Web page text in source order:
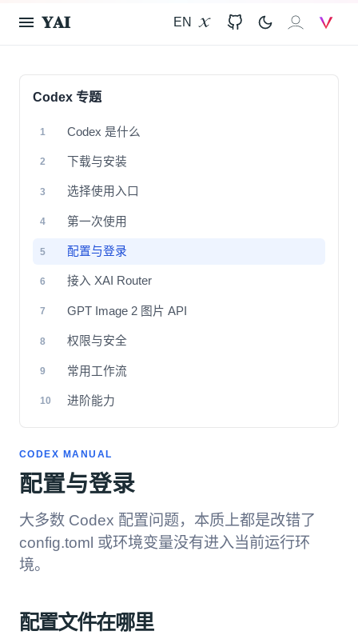
𝐘𝐀𝐈 EN GitHub 𝐗𝐀𝐈
Codex 专题
1 Codex 是什么
2 下载与安装
3 选择使用入口
4 第一次使用
5 配置与登录
6 接入 XAI Router
7 GPT Image 2 图片 API
8 权限与安全
9 常用工作流
10 进阶能力
CODEX MANUAL
配置与登录
大多数 Codex 配置问题，本质上都是改错了
config.toml 或环境变量没有进入当前运行环
境。
配置文件在哪里